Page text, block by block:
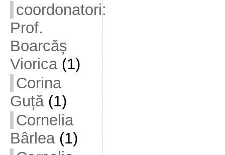
coordonatori:
Prof.
Boarcăș
Viorica(1)
Corina
Guță(1)
Cornelia
Bârlea(1)